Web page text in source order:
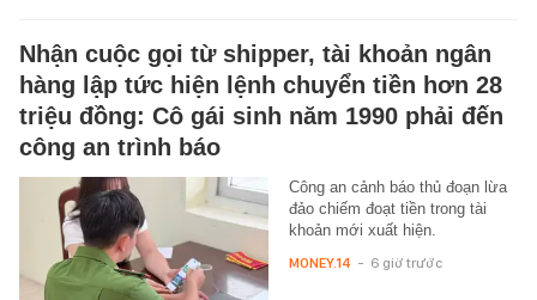
Nhận cuộc gọi từ shipper, tài khoản ngân
hàng lập tức hiện lệnh chuyển tiền hơn 28
triệu đồng: Cô gái sinh năm 1990 phải đến
công an trình báo
Công an cảnh báo thủ đoạn lừa
đảo chiếm đoạt tiền trong tài
khoản mới xuất hiện.
MONEY.14 - 6 giờ trước